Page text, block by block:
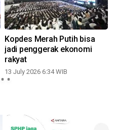
Kopdes Merah Putih bisa
jadi penggerak ekonomi
rakyat
13 July 2026 6:34 WIB